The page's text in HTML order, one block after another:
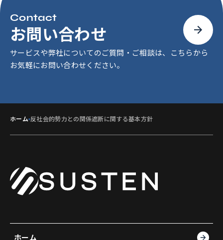
Contact
お問い合わせ
サービスや弊社についてのご質問・ご相談は、こちらから
お気軽にお問い合わせください。
ホーム 反社会的勢力との関係遮断に関する基本方針
ホーム